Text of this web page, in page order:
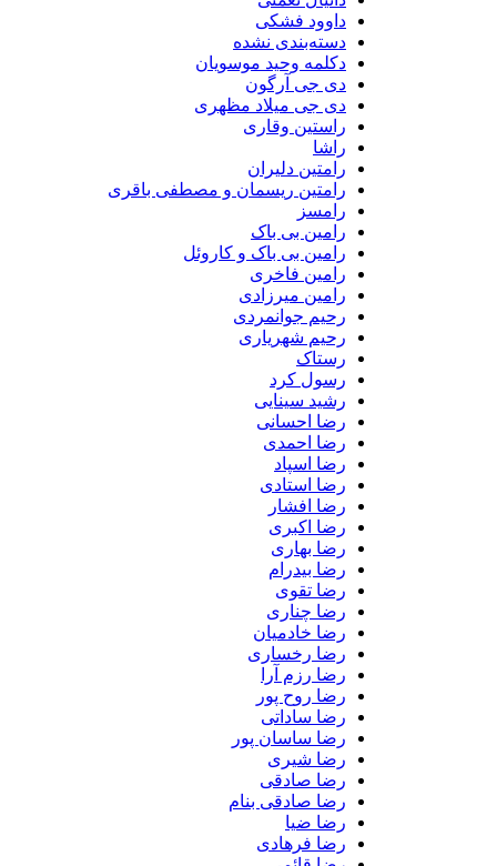
داوود فشکی
دسته‌بندی نشده
دکلمه وحید موسویان
دی جی آرگون
دی جی میلاد مظهری
راستین وقاری
رامتین دلیران
رامتین ریسمان و مصطفی باقری
رامین بی باک
رامین بی باک و کاروئل
رامین فاخری
رامین میرزادی
رحیم جوانمردی
رحیم شهریاری
رستاک
رسول کرد
رشید سینایی
رضا احسانی
رضا احمدی
رضا اسپاد
رضا استادی
رضا افشار
رضا اکبری
رضا بهاری
رضا بیدرام
رضا تقوی
رضا چناری
رضا خادمیان
رضا رخساری
رضا رزم آرا
رضا روح پور
رضا ساداتی
رضا ساسان پور
رضا شیری
رضا صادقی
رضا صادقی بنام
رضا ضیا
رضا فرهادی